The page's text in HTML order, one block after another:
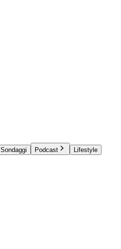
Sondaggi Podcast
Lifestyle